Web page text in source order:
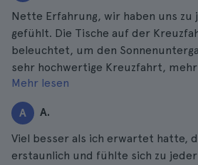
Nette Erfahrung, wir haben uns zu
gefühlt. Die Tische auf der
beleuchtet, um den
sehr hochwertige Kreuzfahrt,
für jeden.
Mehr lesen
A A.
Viel besser als ich erwartet hatte,
erstaunlich und fühlte sich zu